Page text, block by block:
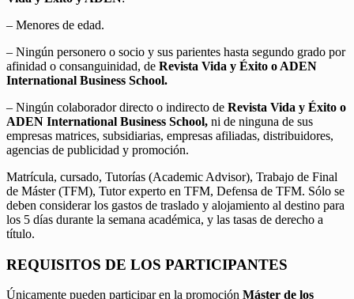
– Menores de edad.
– Ningún personero o socio y sus parientes hasta segundo grado por
afinidad o consanguinidad, de Revista Vida y Éxito o ADEN
International Business School.
– Ningún colaborador directo o indirecto de Revista Vida y Éxito o
ADEN International Business School, ni de ninguna de sus
empresas matrices, subsidiarias, empresas afiliadas, distribuidores,
agencias de publicidad y promoción.
Matrícula, cursado, Tutorías (Academic Advisor), Trabajo de Final
de Máster (TFM), Tutor experto en TFM, Defensa de TFM. Sólo se
deben considerar los gastos de traslado y alojamiento al destino para
los 5 días durante la semana académica, y las tasas de derecho a
título.
REQUISITOS DE LOS PARTICIPANTES
Únicamente pueden participar en la promoción Máster de los